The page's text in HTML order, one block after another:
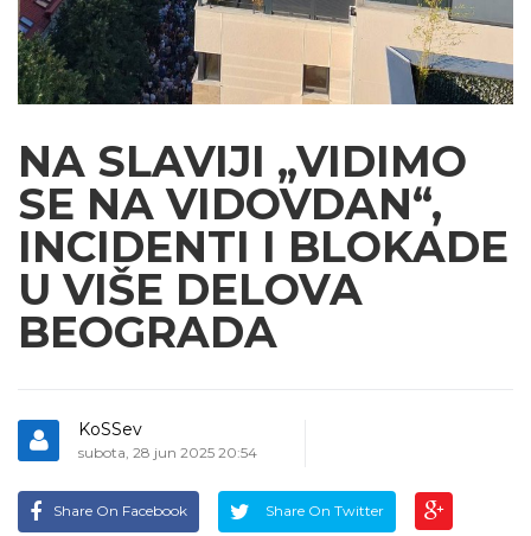
NA SLAVIJI „VIDIMO
SE NA VIDOVDAN“,
INCIDENTI I BLOKADE
U VIŠE DELOVA
BEOGRADA
KoSSev
subota, 28 jun 2025 20:54
Share On Facebook Share On Twitter